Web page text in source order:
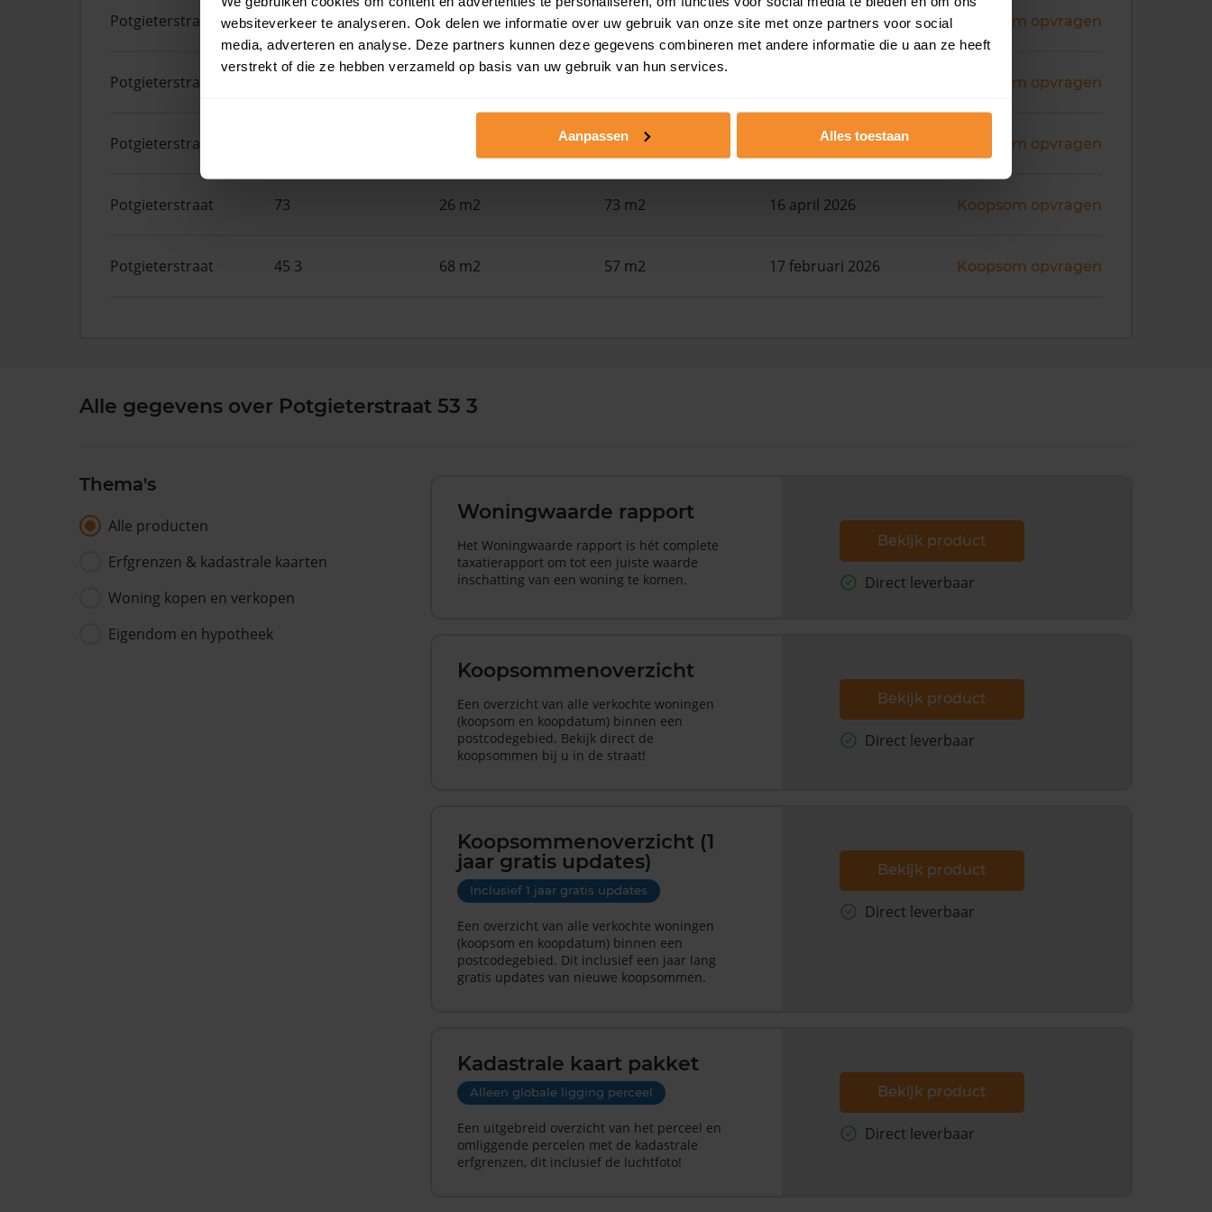
websiteverkeer te analyseren. Ook delen we informatie over uw gebruik van onze site met onze partners voor social
media, adverteren en analyse. Deze partners kunnen deze gegevens combineren met andere informatie die u aan ze heeft
verstrekt of die ze hebben verzameld op basis van uw gebruik van hun services.
Aanpassen Alles toestaan
Potgieterstraat 23 63 m2 131 m2 03 juni 2026 Koopsom opvragen
Potgieterstraat Koopsom opvragen
Potgieterstraat 107 m2 29 april 2026 Koopsom opvragen
Potgieterstraat 73 26 m2 73 m2 16 april 2026 Koopsom opvragen
Potgieterstraat 45 3 68 m2 57 m2 17 februari 2026 Koopsom opvragen
Alle gegevens over Potgieterstraat 53 3
Thema's
Alle producten
Erfgrenzen & kadastrale kaarten
Woning kopen en verkopen
Eigendom en hypotheek
Woningwaarde rapport
Het Woningwaarde rapport is hét complete
taxatierapport om tot een juiste waarde
inschatting van een woning te komen.
Bekijk product
Direct leverbaar
Koopsommenoverzicht
Een overzicht van alle verkochte woningen
(koopsom en koopdatum) binnen een
postcodegebied. Bekijk direct de
koopsommen bij u in de straat!
Bekijk product
Direct leverbaar
Koopsommenoverzicht (1
jaar gratis updates)
Inclusief 1 jaar gratis updates
Een overzicht van alle verkochte woningen
(koopsom en koopdatum) binnen een
postcodegebied. Dit inclusief een jaar lang
gratis updates van nieuwe koopsommen.
Bekijk product
Direct leverbaar
Kadastrale kaart pakket
Alleen globale ligging perceel
Een uitgebreid overzicht van het perceel en
omliggende percelen met de kadastrale
erfgrenzen, dit inclusief de luchtfoto!
Bekijk product
Direct leverbaar